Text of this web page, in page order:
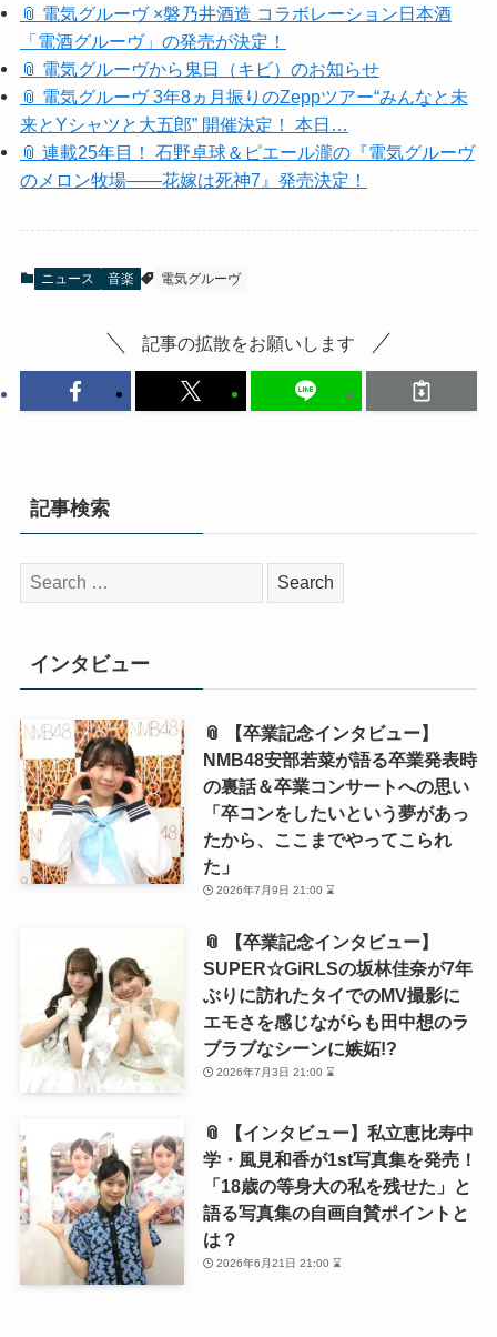
📎 電気グルーヴ ×磐乃井酒造 コラボレーション日本酒
「電酒グルーヴ」の発売が決定！
📎 電気グルーヴから鬼日（キビ）のお知らせ
📎 電気グルーヴ 3年8ヵ月振りのZeppツアー“みんなと未
来とYシャツと大五郎” 開催決定！ 本日…
📎 連載25年目！ 石野卓球＆ピエール瀧の『電気グルーヴ
のメロン牧場――花嫁は死神7』発売決定！
ニュース 音楽 電気グルーヴ
記事の拡散をお願いします
記事検索
検
索:
インタビュー
📎 【卒業記念インタビュー】
NMB48安部若菜が語る卒業発表時
の裏話＆卒業コンサートへの思い
「卒コンをしたいという夢があっ
たから、ここまでやってこられ
た」
2026年7月9日 21:00 ⌛
📎 【卒業記念インタビュー】
SUPER☆GiRLSの坂林佳奈が7年
ぶりに訪れたタイでのMV撮影に
エモさを感じながらも田中想のラ
ブラブなシーンに嫉妬!?
2026年7月3日 21:00 ⌛
📎 【インタビュー】私立恵比寿中
学・風見和香が1st写真集を発売！
「18歳の等身大の私を残せた」と
語る写真集の自画自賛ポイントと
は？
2026年6月21日 21:00 ⌛